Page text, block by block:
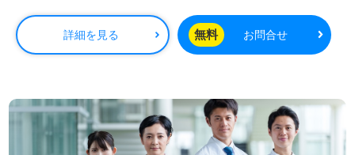
詳細を見る 無料 お問合せ